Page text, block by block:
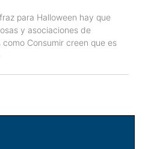
para Halloween hay que
y asociaciones de
Consumir creen que es